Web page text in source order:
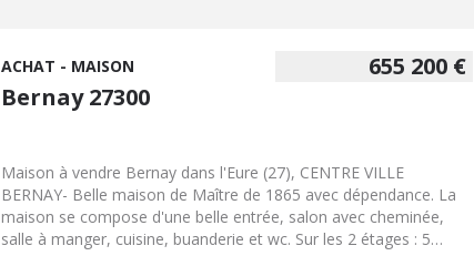
655 200 €
ACHAT - MAISON
Bernay 27300
Maison à vendre Bernay dans l'Eure (27), CENTRE VILLE
BERNAY- Belle maison de Maître de 1865 avec dépendance. La
maison se compose d'une belle entrée, salon avec cheminée,
salle à manger, cuisine, buanderie et wc. Sur les 2 étages : 5